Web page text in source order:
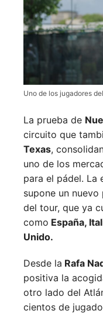
Uno de los jugadores
La prueba de
circuito que
Texas,
uno de los
para el pádel. La
supone un
del tour, que ya
como España,
Unido.
Desde la Rafa
positiva la
otro lado del
cientos de